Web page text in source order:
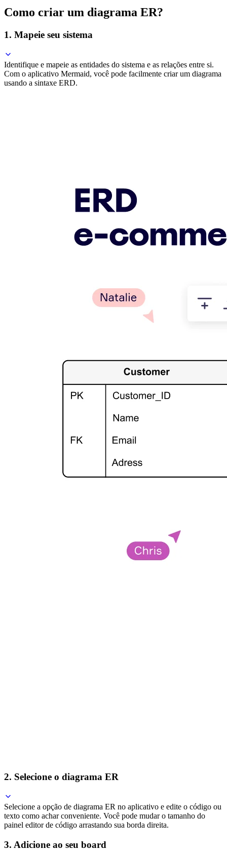
Como criar um diagrama ER?
1. Mapeie seu sistema
Identifique e mapeie as entidades do sistema e as relações entre si.
Com o aplicativo Mermaid, você pode facilmente criar um diagrama
usando a sintaxe ERD.
2. Selecione o diagrama ER
Selecione a opção de diagrama ER no aplicativo e edite o código ou
texto como achar conveniente. Você pode mudar o tamanho do
painel editor de código arrastando sua borda direita.
3. Adicione ao seu board